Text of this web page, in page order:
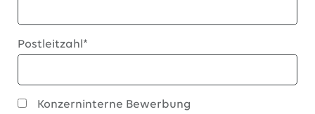
Postleitzahl*
Konzerninterne Bewerbung